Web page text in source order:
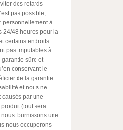
des retards
pas possible,
personnellement à
24/48 heures pour la
certains endroits
pas imputables à
garantie sûre et
conservant le
de la garantie
et nous ne
causés par une
(tout sera
fournissons une
nous occuperons